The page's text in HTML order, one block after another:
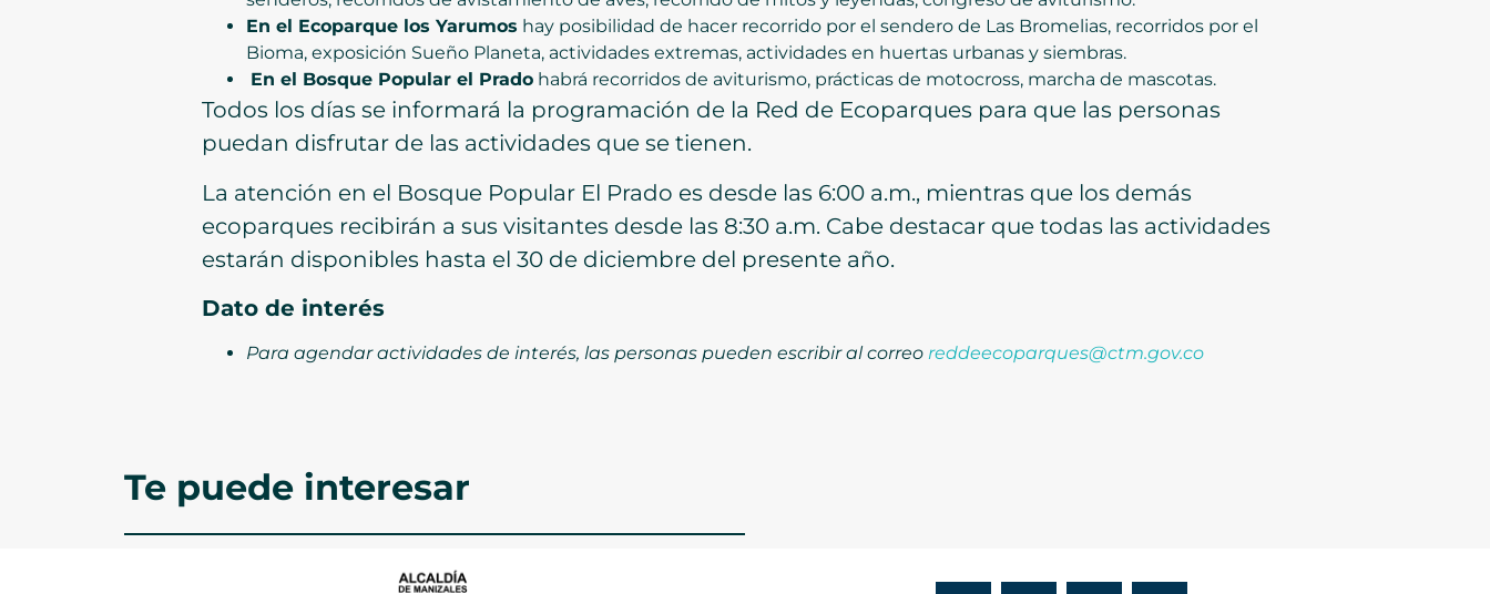
En el Ecoparque los Yarumos hay posibilidad de hacer recorrido por el sendero de Las Bromelias, recorridos por el
Bioma, exposición Sueño Planeta, actividades extremas, actividades en huertas urbanas y siembras.
En el Bosque Popular el Prado habrá recorridos de aviturismo, prácticas de motocross, marcha de mascotas.
Todos los días se informará la programación de la Red de Ecoparques para que las personas
puedan disfrutar de las actividades que se tienen.
La atención en el Bosque Popular El Prado es desde las 6:00 a.m., mientras que los demás
ecoparques recibirán a sus visitantes desde las 8:30 a.m. Cabe destacar que todas las actividades
estarán disponibles hasta el 30 de diciembre del presente año.
Dato de interés
Para agendar actividades de interés, las personas pueden escribir al correo reddeecoparques@ctm.gov.co
Te puede interesar